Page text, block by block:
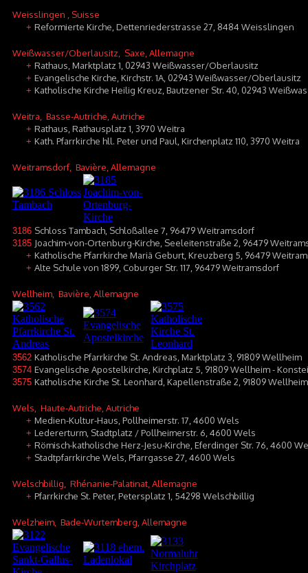
Weisslingen , Suisse
+ Reformierte Kirche, Dettenriederstrasse 27, 8484 Weisslingen
Weißwasser/Oberlausitz , Saxe, Allemagne
+ Rathaus, Marktplatz 1, 02943 Weißwasser/Oberlausitz
+ Evangelische Kirche, Kirchstr. 1A, 02943 Weißwasser/Oberlausitz
+ Katholische Kirche Heilig Kreuz, Bautzener Str. 40, 02943
Weitra , Basse-Autriche, Autriche
+ Rathaus, Rathausplatz 1, 3970 Weitra
+ Kath. Pfarrkirche hll. Peter und Paul, Kirchenplatz 110, 3970 Weitra
Weitramsdorf , Bavière, Allemagne
3186 Schloss Tambach, Schloßallee 7, 96479 Weitramsdorf
3185 Joachim-von-Ortenburg-Kirche, Seeleitenstraße 2, 96479
+ Katholische Pfarrkirche Mariä Geburt, Kreuzberg 5, 96479
+ Alte Schule von 1899, Coburger Str. 117, 96479 Weitramsdorf
Wellheim , Bavière, Allemagne
3562 Katholische Pfarrkirche St. Andreas, Marktplatz 3, 91809 Wellheim
3574 Evangelische Apostelkirche, Kirchplatz 5, 91809 Wellheim -
3575 Katholische Kirche St. Leonhard, Kapellenstraße 2, 91809
Wels , Haute-Autriche, Autriche
+ Medien-Kultur-Haus, Pollheimerstr. 17, 4600 Wels
+ Ledererturm, Stadtplatz / Pollheimerstr. 6, 4600 Wels
+ Römisch-katholische Herz-Jesu-Kirche, Eferdinger Str. 76, 4600
+ Stadtpfarrkirche Wels, Pfarrgasse 27, 4600 Wels
Welschbillig , Rhénanie-Palatinat, Allemagne
+ Pfarrkirche St. Peter, Petersplatz 1, 54298 Welschbillig
Welzheim , Bade-Wurtemberg, Allemagne